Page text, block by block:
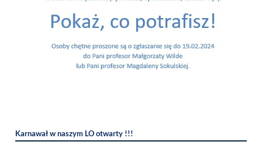
Karnawał w naszym LO otwarty !!!